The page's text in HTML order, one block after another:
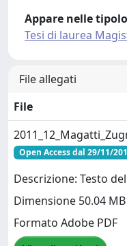
Appare nelle
Tesi di laurea
File allegati
File
Open Access dal 29/11/
Descrizione: Testo
Dimensione 50.04 MB
Formato Adobe PDF